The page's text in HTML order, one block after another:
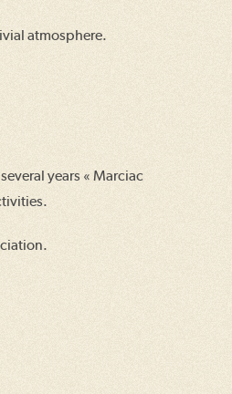
atmosphere.
years « Marciac